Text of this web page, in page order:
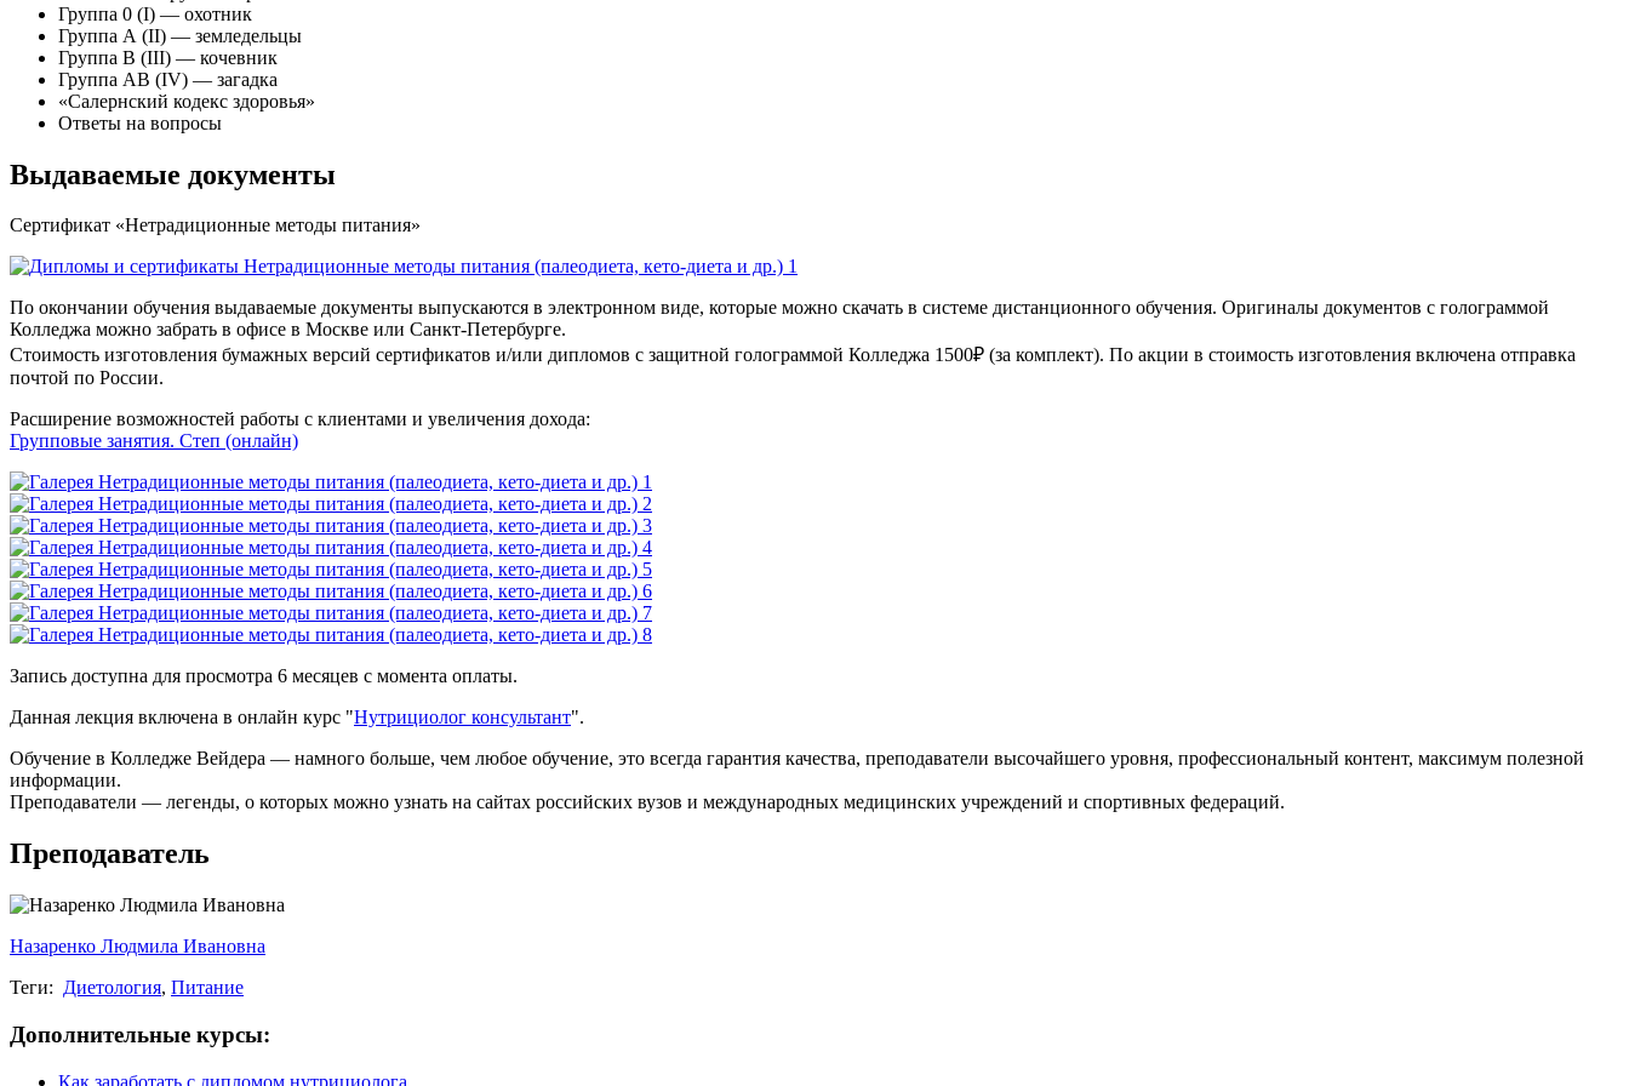
Группа 0 (I) — охотник
Группа А (II) — земледельцы
Группа В (III) — кочевник
Группа АВ (IV) — загадка
«Салернский кодекс здоровья»
Ответы на вопросы
Выдаваемые документы
Сертификат «Нетрадиционные методы питания»
По окончании обучения выдаваемые документы выпускаются в электронном виде, которые можно скачать в системе дистанционного обучения. Оригиналы документов с голограммой
Колледжа можно забрать в офисе в Москве или Санкт-Петербурге.
Стоимость изготовления бумажных версий сертификатов и/или дипломов с защитной голограммой Колледжа 1500₽ (за комплект). По акции в стоимость изготовления включена отправка
почтой по России.
Расширение возможностей работы с клиентами и увеличения дохода:
Групповые занятия. Степ (онлайн)
Запись доступна для просмотра 6 месяцев с момента оплаты.
Данная лекция включена в онлайн курс "Нутрициолог консультант".
Обучение в Колледже Вейдера — намного больше, чем любое обучение, это всегда гарантия качества, преподаватели высочайшего уровня, профессиональный контент, максимум полезной
информации.
Преподаватели — легенды, о которых можно узнать на сайтах российских вузов и международных медицин­ских учреждений и спортивных федераций.
Преподаватель
Назаренко Людмила Ивановна
Теги: Диетология, Питание
Дополнительные курсы:
Как заработать с дипломом нутрициолога